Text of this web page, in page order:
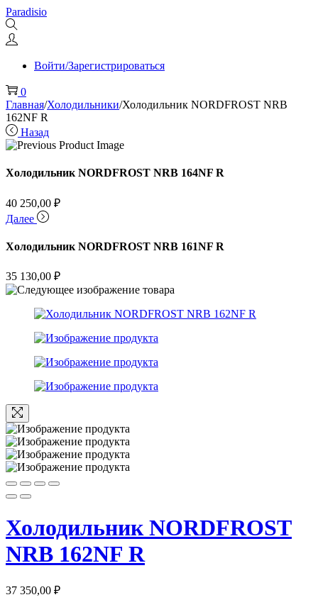
Перейти
к
навигации
Перейти
к
содержимому
Paradisio
Войти/Зарегистрироваться
0
Главная/Холодильники/Холодильник NORDFROST NRB
162NF R
Назад
Холодильник NORDFROST NRB 164NF R
40 250,00 ₽
Далее
Холодильник NORDFROST NRB 161NF R
35 130,00 ₽
Холодильник NORDFROST
NRB 162NF R
37 350,00 ₽